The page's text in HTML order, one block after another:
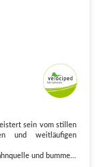
sein vom stillen
und weitläufigen
und bummeln